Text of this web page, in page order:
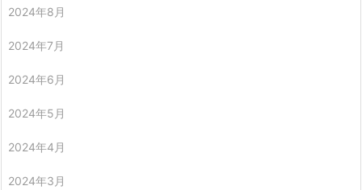
2024年8月
2024年7月
2024年6月
2024年5月
2024年4月
2024年3月